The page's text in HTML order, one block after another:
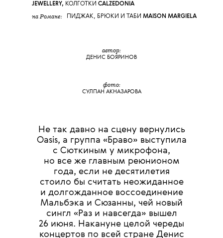
JEWELLERY, КОЛГОТКИ CALZEDONIA
на Романе: ПИДЖАК, БРЮКИ И ТАБИ MAISON MARGIELA
автор:
ДЕНИС БОЯРИНОВ
фото:
СУЛПАН АКНАЗАРОВА
Не так давно на сцену вернулись
Oasis, а группа «Браво» выступила
с Сюткиным у микрофона,
но все же главным реюнионом
года, если не десятилетия
стоило бы считать неожиданное
и долгожданное воссоединение
Мальбэка и Сюзанны, чей новый
сингл «Раз и навсегда» вышел
26 июня. Накануне целой череды
концертов по всей стране Денис